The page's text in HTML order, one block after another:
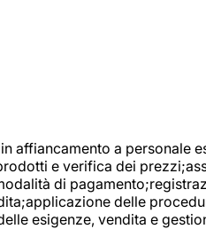
in affiancamento a
e verifica dei
di
delle
esigenze, vendita e